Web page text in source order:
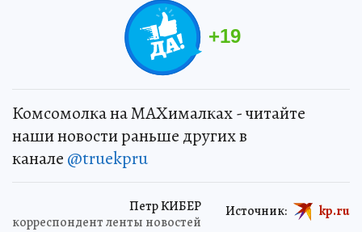
+19
Комсомолка на MAXималках - читайте
наши новости раньше других в
канале @truekpru
Петр КИБЕР
корреспондент ленты новостей
Источник: kp.ru